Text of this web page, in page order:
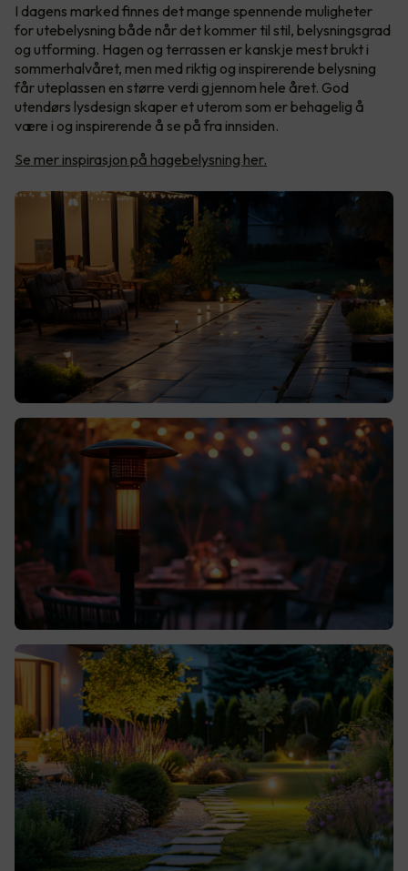
I dagens marked finnes det mange spennende muligheter
for utebelysning både når det kommer til stil, belysningsgrad
og utforming. Hagen og terrassen er kanskje mest brukt i
sommerhalvåret, men med riktig og inspirerende belysning
får uteplassen en større verdi gjennom hele året. God
utendørs lysdesign skaper et uterom som er behagelig å
være i og inspirerende å se på fra innsiden.
Se mer inspirasjon på hagebelysning her.